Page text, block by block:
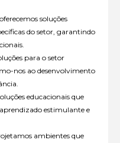
soluções
do setor, garantindo
para o setor
nos ao desenvolvimento
educacionais que
estimulante e
ambientes que